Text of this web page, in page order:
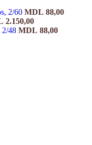
2/60 MDL 88,00
2.150,00
48 MDL 88,00